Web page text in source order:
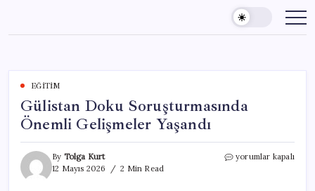
content
EĞITIM
Gülistan Doku Soruşturmasında
Önemli Gelişmeler Yaşandı
By Tolga Kurt
12 Mayıs 2026
2 Min Read
Gülistan
yorumlar kapalı